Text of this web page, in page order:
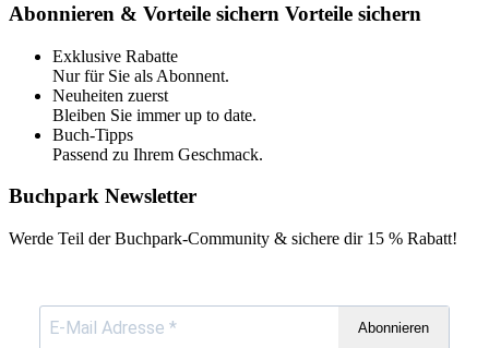
Abonnieren & Vorteile sichern Vorteile sichern
Exklusive Rabatte
Nur für Sie als Abonnent.
Neuheiten zuerst
Bleiben Sie immer up to date.
Buch-Tipps
Passend zu Ihrem Geschmack.
Buchpark Newsletter
Werde Teil der Buchpark-Community & sichere dir 15 % Rabatt!
Abonnieren